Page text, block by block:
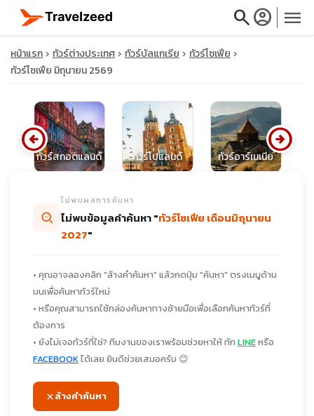
searchaccount_circle menu
close
travel_explore
หน้าแรก ทัวร์ต่างประเทศ ทัวร์บัลแกเรีย
ทัวร์โซเฟีย
ทัวร์โซเฟีย มิถุนายน 2569
ทัวร์สกอตแลนด์ ทัวร์โปแลนด์ ทัวร์อาร์เมเนีย
arrow_circle_left arrow_circle_right
ไม่พบผลการค้นหา
ไม่พบข้อมูลคำค้นหา "ทัวร์โซเฟีย เดือนมิถุนายน
2027"
• คุณอาจลองคลิก "ล้างคำค้นหา" แล้วกดปุ่ม "ค้นหา" ตรงเมนูด้าน
บนเพื่อค้นหาทัวร์ใหม่
• หรือคุณสามารถใช้กล่องค้นหาทางซ้ายมือเพื่อเลือกค้นหาทัวร์ที่
ต้องการ
• ยังไม่เจอทัวร์ที่ใช่? ทีมงานของเราพร้อมช่วยหาให้ ทัก LINEหรือ
FACEBOOKได้เลย ยินดีช่วยเสมอครับ 😊
ล้างคำค้นหา